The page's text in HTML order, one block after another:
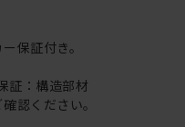
保証付き。
証：構造部材
認ください。